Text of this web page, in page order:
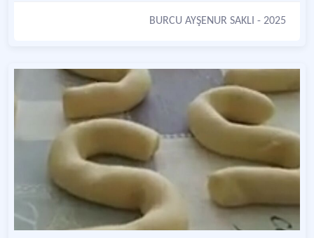
BURCU AYŞENUR SAKLI - 2025